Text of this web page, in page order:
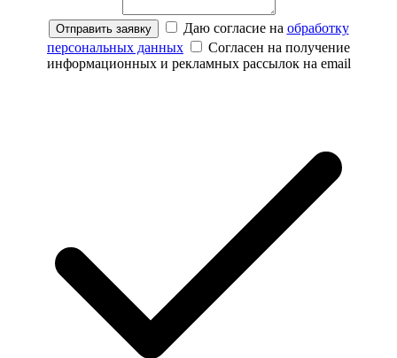
Отправить заявку Даю согласие на обработку
персональных данных
Согласен на получение
информационных и рекламных рассылок на email